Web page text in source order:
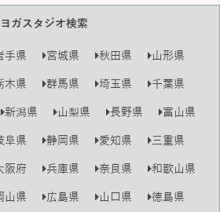
ヨガスタジオ検索
手県 宮城県 秋田県
山形県
木県 群馬県 埼玉県
千葉県
新潟県 山梨県 長野県
富山県
阜県 静岡県 愛知県
三重県
阪府 兵庫県 奈良県
和歌山県
山県 広島県 山口県 徳島県